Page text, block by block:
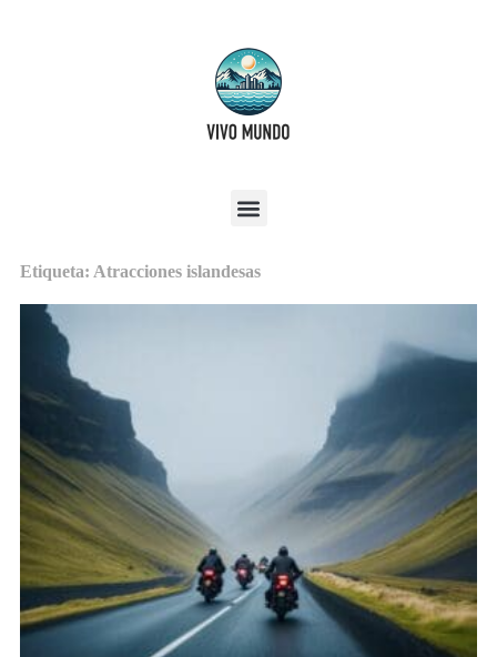
Etiqueta: Atracciones islandesas